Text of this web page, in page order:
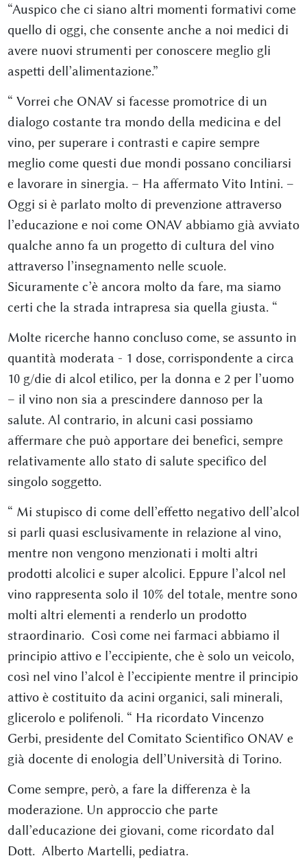
“Auspico che ci siano altri momenti formativi come
quello di oggi, che consente anche a noi medici di
avere nuovi strumenti per conoscere meglio gli
aspetti dell’alimentazione.”
“ Vorrei che ONAV si facesse promotrice di un
dialogo costante tra mondo della medicina e del
vino, per superare i contrasti e capire sempre
meglio come questi due mondi possano conciliarsi
e lavorare in sinergia. – Ha affermato Vito Intini. –
Oggi si è parlato molto di prevenzione attraverso
l’educazione e noi come ONAV abbiamo già avviato
qualche anno fa un progetto di cultura del vino
attraverso l’insegnamento nelle scuole.
Sicuramente c’è ancora molto da fare, ma siamo
certi che la strada intrapresa sia quella giusta. “
Molte ricerche hanno concluso come, se assunto in
quantità moderata - 1 dose, corrispondente a circa
10 g/die di alcol etilico, per la donna e 2 per l’uomo
– il vino non sia a prescindere dannoso per la
salute. Al contrario, in alcuni casi possiamo
affermare che può apportare dei benefici, sempre
relativamente allo stato di salute specifico del
singolo soggetto.
“ Mi stupisco di come dell’effetto negativo dell’alcol
si parli quasi esclusivamente in relazione al vino,
mentre non vengono menzionati i molti altri
prodotti alcolici e super alcolici. Eppure l’alcol nel
vino rappresenta solo il 10% del totale, mentre sono
molti altri elementi a renderlo un prodotto
straordinario. Così come nei farmaci abbiamo il
principio attivo e l’eccipiente, che è solo un veicolo,
così nel vino l’alcol è l’eccipiente mentre il principio
attivo è costituito da acini organici, sali minerali,
glicerolo e polifenoli. “ Ha ricordato Vincenzo
Gerbi, presidente del Comitato Scientifico ONAV e
già docente di enologia dell’Università di Torino.
Come sempre, però, a fare la differenza è la
moderazione. Un approccio che parte
dall’educazione dei giovani, come ricordato dal
Dott. Alberto Martelli, pediatra.